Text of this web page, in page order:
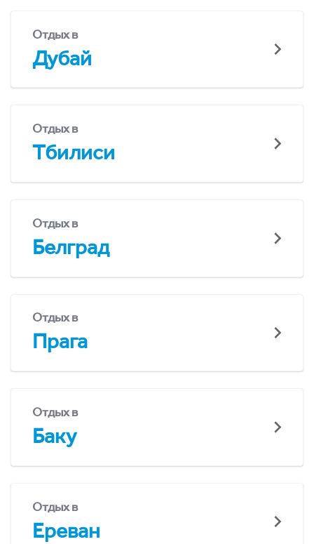
Отдых в
Дубай
Отдых в
Тбилиси
Отдых в
Белград
Отдых в
Прага
Отдых в
Баку
Отдых в
Ереван